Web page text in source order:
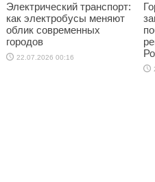
Электрический транспорт:
как электробусы меняют
облик современных
городов
22.07.2026 00:16